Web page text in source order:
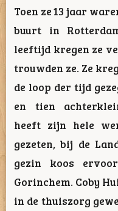
Toen ze 13 jaar
buurt in
leeftijd kregen ze
trouwden ze. Ze
de loop der tijd
en tien
heeft zijn hele
gezeten, bij de
gezin koos
Gorinchem. Coby
in de thuiszorg